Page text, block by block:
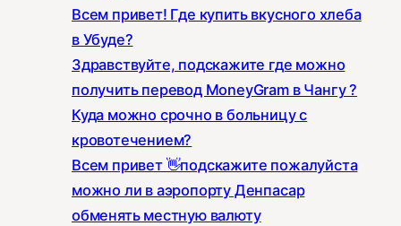
Всем привет! Где купить вкусного хлеба
в Убуде?
Здравствуйте, подскажите где можно
получить перевод MoneyGram в Чангу ?
Куда можно срочно в больницу с
кровотечением?
Всем привет 👋подскажите пожалуйста
можно ли в аэропорту Денпасар
обменять местную валюту